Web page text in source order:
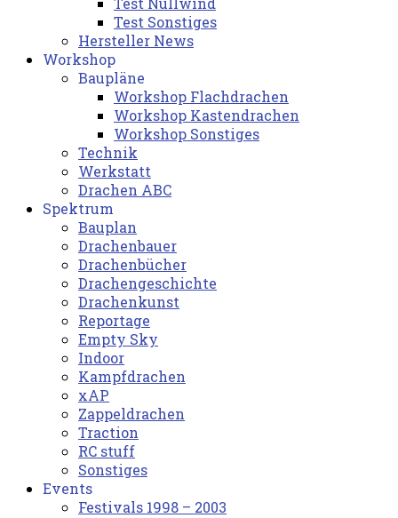
Test Sonstiges
Hersteller News
Workshop
Baupläne
Workshop Flachdrachen
Workshop Kastendrachen
Workshop Sonstiges
Technik
Werkstatt
Drachen ABC
Spektrum
Bauplan
Drachenbauer
Drachenbücher
Drachengeschichte
Drachenkunst
Reportage
Empty Sky
Indoor
Kampfdrachen
xAP
Zappeldrachen
Traction
RC stuff
Sonstiges
Events
Festivals 1998 – 2003